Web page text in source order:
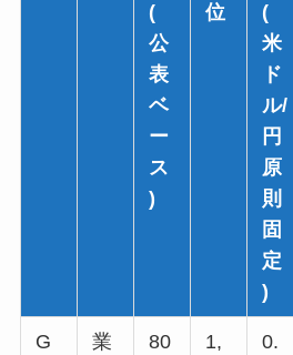
(
公
表
ベ
ー
ス
)
位
(
米
ド
ル/
円
原
則
固
定
)
G
業
80
1,
0.